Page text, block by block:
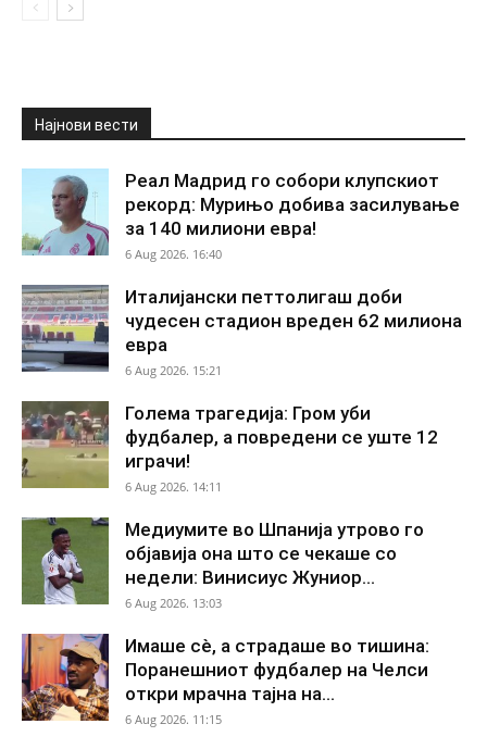
Најнови вести
Реал Мадрид го собори клупскиот
рекорд: Мурињо добива засилување
за 140 милиони евра!
6 Aug 2026. 16:40
Италијански петтолигаш доби
чудесен стадион вреден 62 милиона
евра
6 Aug 2026. 15:21
Голема трагедија: Гром уби
фудбалер, а повредени се уште 12
играчи!
6 Aug 2026. 14:11
Медиумите во Шпанија утрово го
објавија она што се чекаше со
недели: Винисиус Жуниор...
6 Aug 2026. 13:03
Имаше сè, а страдаше во тишина:
Поранешниот фудбалер на Челси
откри мрачна тајна на...
6 Aug 2026. 11:15